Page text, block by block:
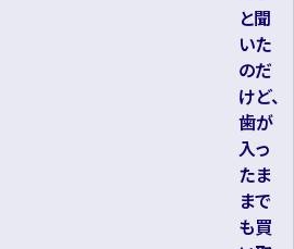
と聞
いた
のだ
けど、
歯が
入っ
たま
まで
も買